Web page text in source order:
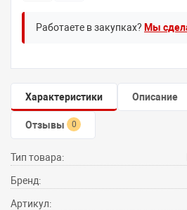
Работаете в закупках? Мы
Характеристики Описание
Отзывы 0
Тип товара:
Бренд:
Артикул: